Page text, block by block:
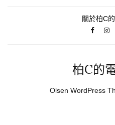
關於柏C
柏C的
Olsen WordPress